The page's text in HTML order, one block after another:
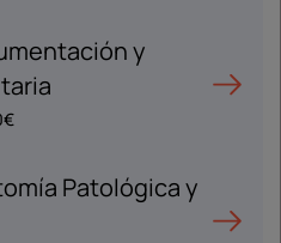
y
Patológica y